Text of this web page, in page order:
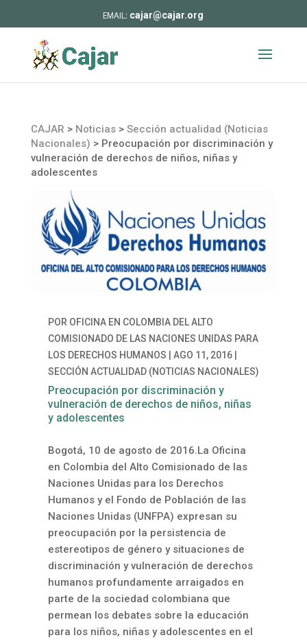
cajar@cajar.org
CAJAR > Noticias> Sección actualidad (Noticias
Nacionales) > Preocupación por discriminación y
vulneración de derechos de niños, niñas y
adolescentes
POR OFICINA EN COLOMBIA DEL ALTO
COMISIONADO DE LAS NACIONES UNIDAS PARA
LOS DERECHOS HUMANOS
AGO 11, 2016|
SECCIÓN ACTUALIDAD (NOTICIAS NACIONALES)
Preocupación por discriminación y
vulneración de derechos de niños, niñas
y adolescentes
Bogotá, 10 de agosto de 2016.La Oficina
en Colombia del Alto Comisionado de las
Naciones Unidas para los Derechos
Humanos y el Fondo de Población de las
Naciones Unidas (UNFPA) expresan su
preocupación por la persistencia de
estereotipos de género y situaciones de
discriminación y vulneración de derechos
humanos profundamente arraigados en
parte de la sociedad colombiana que
permean los debates sobre la educación
para los niños, niñas y adolescentes en el